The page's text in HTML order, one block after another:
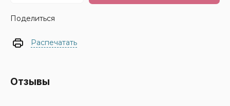
Поделиться
Распечатать
Отзывы